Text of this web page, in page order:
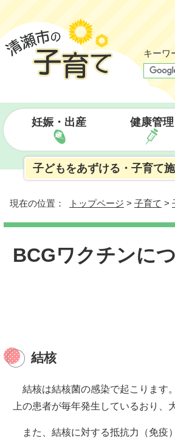
キーワ
妊娠・出産 健康管理
子どもをあずける・子育て
現在の位置： トップページ > 子育て >
BCGワクチンに
結核
結核は結核菌の感染で起こります
上の患者が毎年発生しているおり、
また、結核に対する抵抗力（免疫